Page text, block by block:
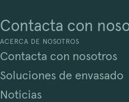
Contacta con
ACERCA DE NOSOTROS
Contacta con nosotros
Soluciones de envasado
Noticias